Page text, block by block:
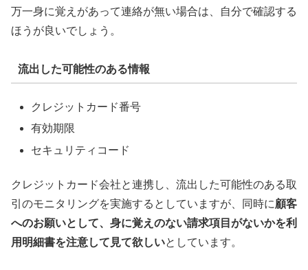
万一身に覚えがあって連絡が無い場合は、自分で確認する
ほうが良いでしょう。
流出した可能性のある情報
クレジットカード番号
有効期限
セキュリティコード
クレジットカード会社と連携し、流出した可能性のある取
引のモニタリングを実施するとしていますが、同時に顧客
へのお願いとして、身に覚えのない請求項目がないかを利
用明細書を注意して見て欲しいとしています。